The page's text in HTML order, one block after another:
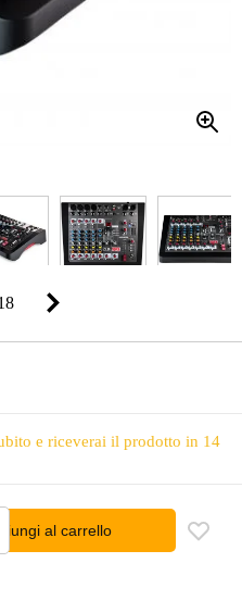
e riceverai il prodotto in 14
al carrello